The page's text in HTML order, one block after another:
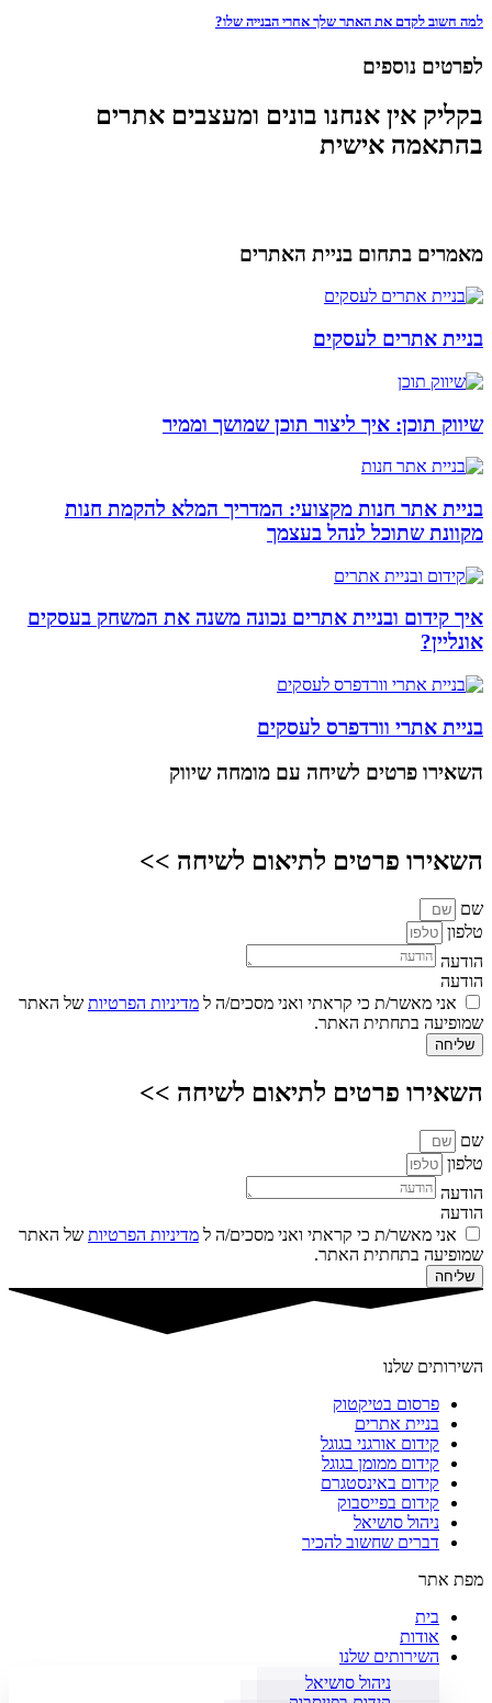
למה חשוב לקדם את האתר שלך אחרי הבנייה שלו?
לפרטים נוספים
בקליק אין אנחנו בונים ומעצבים אתרים
בהתאמה אישית
מאמרים בתחום בניית האתרים
בניית אתרים לעסקים
שיווק תוכן: איך ליצור תוכן שמושך וממיר
בניית אתר חנות מקצועי: המדריך המלא להקמת חנות
מקוונת שתוכל לנהל בעצמך
איך קידום ובניית אתרים נכונה משנה את המשחק בעסקים
אונליין?
בניית אתרי וורדפרס לעסקים
השאירו פרטים לשיחה עם מומחה שיווק
השאירו פרטים לתיאום לשיחה >>
שם
טלפון
הודעה
הודעה
אני מאשר/ת כי קראתי ואני מסכים/ה ל מדיניות הפרטיות של האתר
שמופיעה בתחתית האתר.
שליחה
השאירו פרטים לתיאום לשיחה >>
שם
טלפון
הודעה
הודעה
אני מאשר/ת כי קראתי ואני מסכים/ה ל מדיניות הפרטיות של האתר
שמופיעה בתחתית האתר.
שליחה
השירותים שלנו
פרסום בטיקטוק
בניית אתרים
קידום אורגני בגוגל
קידום ממומן בגוגל
קידום באינסטגרם
קידום בפייסבוק
ניהול סושיאל
דברים שחשוב להכיר
מפת אתר
בית
אודות
השירותים שלנו
ניהול סושיאל